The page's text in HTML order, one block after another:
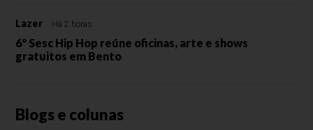
Lazer Há 2 horas
6º Sesc Hip Hop reúne oficinas, arte e shows
gratuitos em Bento
Blogs e colunas